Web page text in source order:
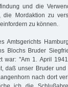
und die
die Mordaktion zu
zu können.
Amtsgerichts
Blochs Bruder
war: "Am 1. April
daß unser Bruder
nach dort